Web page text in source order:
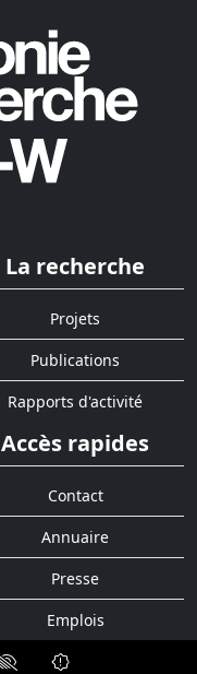
La recherche
Projets
Publications
Rapports d'activité
Accès rapides
Contact
Annuaire
Presse
Emplois